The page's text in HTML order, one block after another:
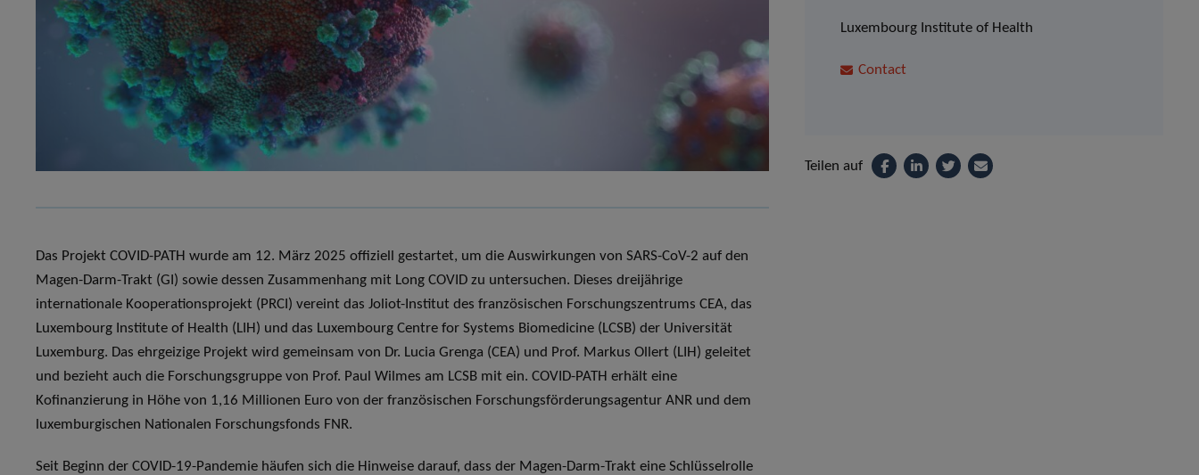
Das Projekt COVID-PATH wurde am 12. März 2025 offiziell gestartet, um die Auswirkungen von SARS-CoV-2 auf den
Magen-Darm-Trakt (GI) sowie dessen Zusammenhang mit Long COVID zu untersuchen. Dieses dreijährige
internationale Kooperationsprojekt (PRCI) vereint das Joliot-Institut des französischen Forschungszentrums CEA, das
Luxembourg Institute of Health (LIH) und das Luxembourg Centre for Systems Biomedicine (LCSB) der Universität
Luxemburg. Das ehrgeizige Projekt wird gemeinsam von Dr. Lucia Grenga (CEA) und Prof. Markus Ollert (LIH) geleitet
und bezieht auch die Forschungsgruppe von Prof. Paul Wilmes am LCSB mit ein. COVID-PATH erhält eine
Kofinanzierung in Höhe von 1,16 Millionen Euro von der französischen Forschungsförderungsagentur ANR und dem
luxemburgischen Nationalen Forschungsfonds FNR.
Seit Beginn der COVID-19-Pandemie häufen sich die Hinweise darauf, dass der Magen-Darm-Trakt eine Schlüsselrolle
Luxembourg Institute of Health
Contact
Teilen auf